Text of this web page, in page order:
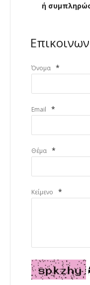
ή
Όνομα *
Email *
Θέμα *
Κείμενο *